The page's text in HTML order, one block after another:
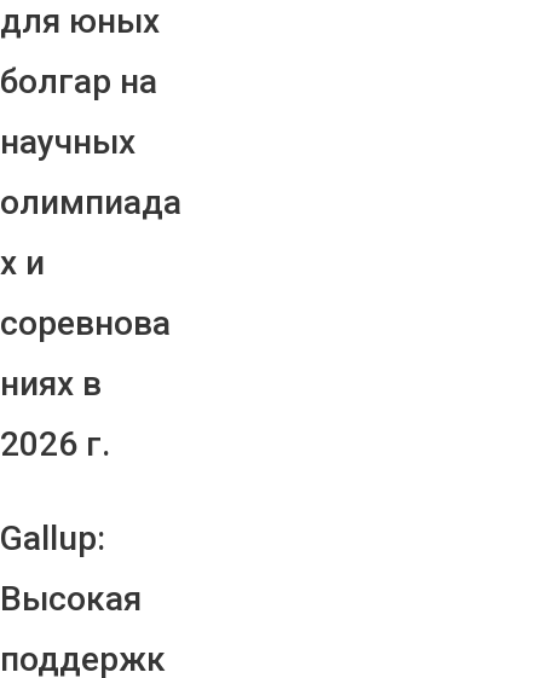
для юных
болгар на
научных
олимпиада
х и
соревнова
ниях в
2026 г.
Gallup:
Высокая
поддержк